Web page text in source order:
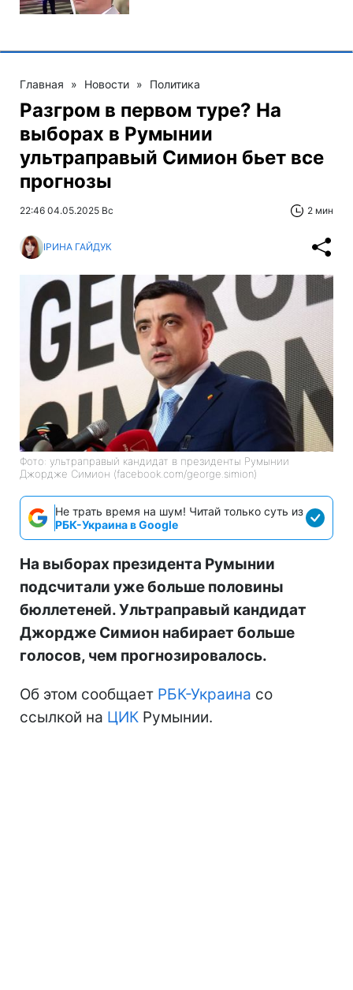
Главная » Новости » Политика
Разгром в первом туре? На
выборах в Румынии
ультраправый Симион бьет все
прогнозы
22:46 04.05.2025 Вс 2 мин
ІРИНА ГАЙДУК
Фото: ультраправый кандидат в президенты Румынии
Джордже Симион (facebook.com/george.simion)
Не трать время на шум! Читай только суть из
РБК-Украина в Google
На выборах президента Румынии
подсчитали уже больше половины
бюллетеней. Ультраправый кандидат
Джордже Симион набирает больше
голосов, чем прогнозировалось.
Об этом сообщает РБК-Украина со
ссылкой на ЦИК Румынии.